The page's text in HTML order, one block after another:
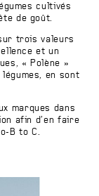
cultivés
de goût.
trois valeurs
et un
« Polène »
en sont
marques dans
afin d’en faire
B to C.